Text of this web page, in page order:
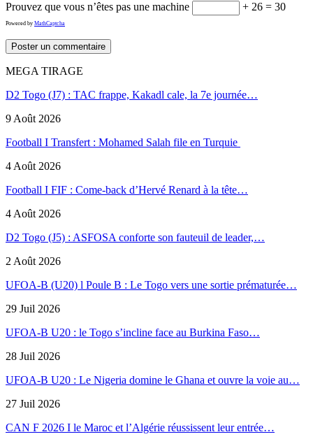
Prouvez que vous n’êtes pas une machine + 26 = 30
Powered by MathCaptcha
MEGA TIRAGE
D2 Togo (J7) : TAC frappe, Kakadl cale, la 7e journée…
9 Août 2026
Football I Transfert : Mohamed Salah file en Turquie
4 Août 2026
Football I FIF : Come-back d’Hervé Renard à la tête…
4 Août 2026
D2 Togo (J5) : ASFOSA conforte son fauteuil de leader,…
2 Août 2026
UFOA-B (U20) l Poule B : Le Togo vers une sortie prématurée…
29 Juil 2026
UFOA-B U20 : le Togo s’incline face au Burkina Faso…
28 Juil 2026
UFOA-B U20 : Le Nigeria domine le Ghana et ouvre la voie au…
27 Juil 2026
CAN F 2026 I le Maroc et l’Algérie réussissent leur entrée…